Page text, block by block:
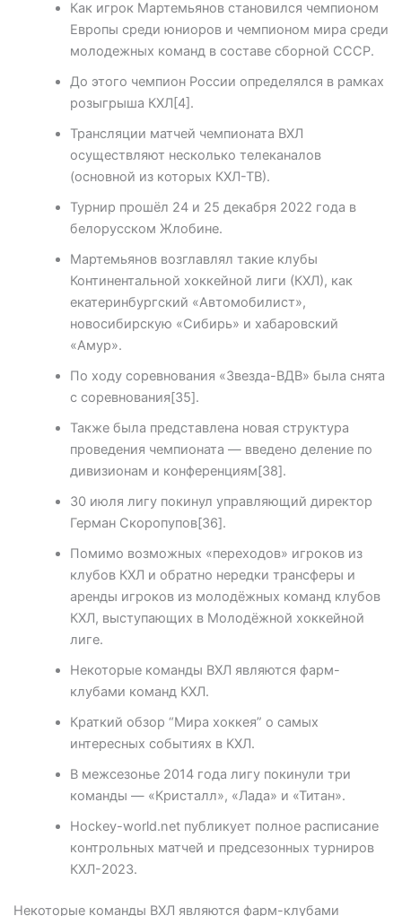
Как игрок Мартемьянов становился чемпионом
Европы среди юниоров и чемпионом мира среди
молодежных команд в составе сборной СССР.
До этого чемпион России определялся в рамках
розыгрыша КХЛ[4].
Трансляции матчей чемпионата ВХЛ
осуществляют несколько телеканалов
(основной из которых КХЛ-ТВ).
Турнир прошёл 24 и 25 декабря 2022 года в
белорусском Жлобине.
Мартемьянов возглавлял такие клубы
Континентальной хоккейной лиги (КХЛ), как
екатеринбургский «Автомобилист»,
новосибирскую «Сибирь» и хабаровский
«Амур».
По ходу соревнования «Звезда-ВДВ» была снята
с соревнования[35].
Также была представлена новая структура
проведения чемпионата — введено деление по
дивизионам и конференциям[38].
30 июля лигу покинул управляющий директор
Герман Скоропупов[36].
Помимо возможных «переходов» игроков из
клубов КХЛ и обратно нередки трансферы и
аренды игроков из молодёжных команд клубов
КХЛ, выступающих в Молодёжной хоккейной
лиге.
Некоторые команды ВХЛ являются фарм-
клубами команд КХЛ.
Краткий обзор “Мира хоккея” о самых
интересных событиях в КХЛ.
В межсезонье 2014 года лигу покинули три
команды — «Кристалл», «Лада» и «Титан».
Hockey-world.net публикует полное расписание
контрольных матчей и предсезонных турниров
КХЛ-2023.
Некоторые команды ВХЛ являются фарм-клубами